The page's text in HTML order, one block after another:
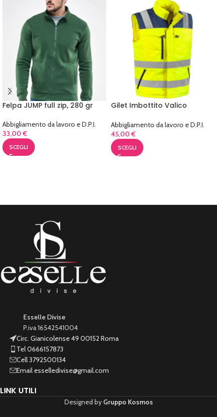
Felpa JUMP full zip, 280 gr
Abbigliamento da lavoro e D.P.I.
33,00 €
SCEGLI
Gilet Imbottito Valico
Abbigliamento da lavoro e D.P.I.
45,00 €
SCEGLI
Esselle Divise
P.iva 16542541004
Circ. Gianicolense 49 00152 Roma
Tel 0666157873
Cell 3792500134
Email esselledivise@gmail.com
LINK UTILI
Designed by Gruppo Kosmos